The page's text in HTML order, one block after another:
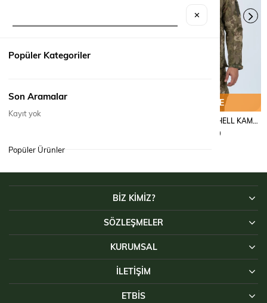
SEPETE EKLE SEPETE EKLE
MONT TACTICAL SOFTSHELL KAMUFLAJ - 305
₺4.290,00
BİZ KİMİZ?
SÖZLEŞMELER
KURUMSAL
İLETIŞIM
ETBİS
✕
Popüler Kategoriler
Son Aramalar
Kayıt yok
Popüler Ürünler